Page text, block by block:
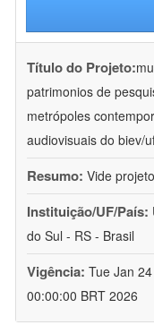
Título do Projeto:
patrimonios de
metrópoles
audiovisuais do biev/
Resumo: Vide
Instituição/UF/País:
do Sul - RS - Brasil
Vigência: Tue Jan
00:00:00 BRT 2026